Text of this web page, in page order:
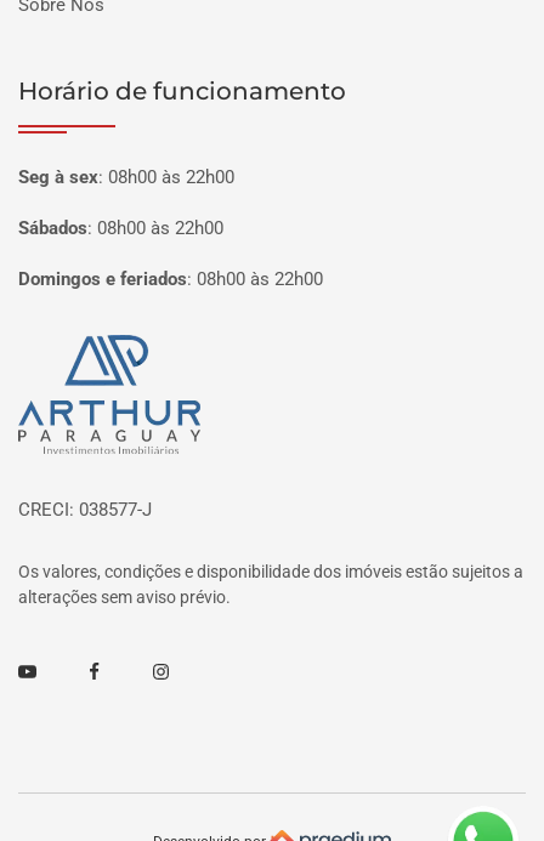
Sobre Nós
Horário de funcionamento
Seg à sex: 08h00 às 22h00
Sábados: 08h00 às 22h00
Domingos e feriados: 08h00 às 22h00
Página inicial
CRECI: 038577-J
Os valores, condições e disponibilidade dos imóveis estão sujeitos a
alterações sem aviso prévio.
Youtube FacebookInstagram